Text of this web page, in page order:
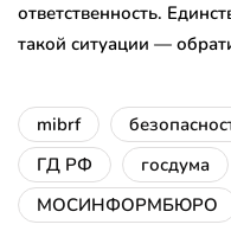
ответственность.
такой ситуации —
mibrf
ГД РФ
госдума
МОСИНФОРМБЮРО